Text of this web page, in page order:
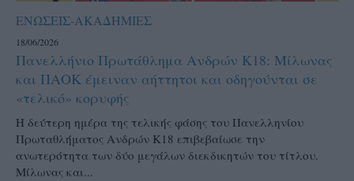
ΕΝΩΣΕΙΣ-ΑΚΑΔΗΜΙΕΣ
18/06/2026
Πανελλήνιο Πρωτάθλημα Ανδρών Κ18: Μίλωνας
και ΠΑΟΚ έμειναν αήττητοι και οδηγούνται σε
«τελικό» κορυφής
Η δεύτερη ημέρα της τελικής φάσης του Πανελληνίου
Πρωταθλήματος Ανδρών Κ18 επιβεβαίωσε την
ανωτερότητα των δύο μεγάλων διεκδικητών του τίτλου.
Μίλωνας και...